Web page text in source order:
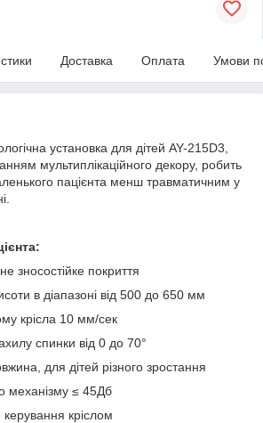
Доставка Оплата Умови
установка для дітей AY-215D3,
мультиплікаційного декору, робить
пацієнта менш травматичним у
зносостійке покриття
в діапазоні від 500 до 650 мм
крісла 10 мм/сек
спинки від 0 до 70°
для дітей різного зростання
механізму ≤ 45Дб
кріслом